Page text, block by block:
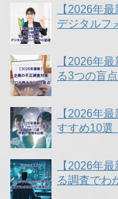
【2026年
デジタルフ
【2026年
る3つの盲点
【2026年
すすめ10選
【2026年
る調査でわ